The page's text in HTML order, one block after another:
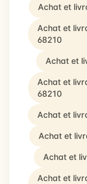
Achat et
Achat et
68210
Achat et
Achat et
68210
Achat et
Achat et
Achat et
Achat et